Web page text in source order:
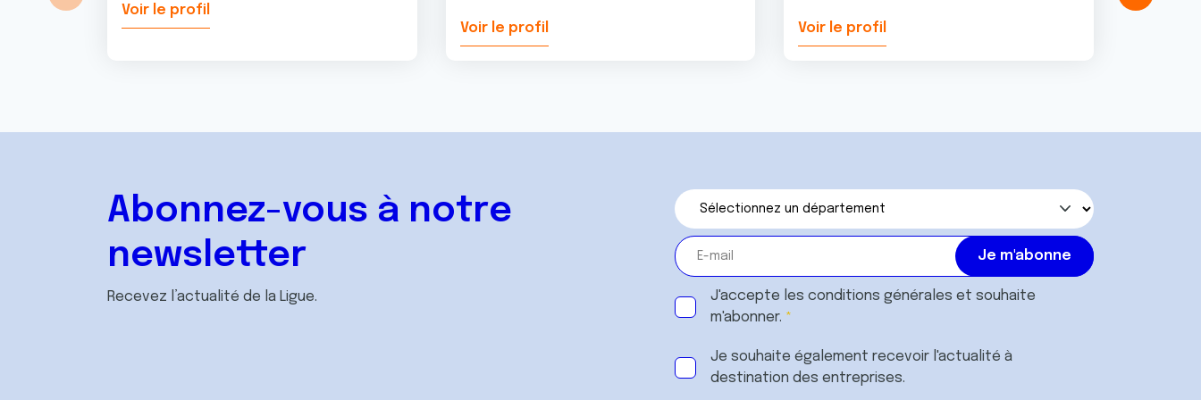
Voir le profil
Voir le profil Voir le profil
Abonnez-vous à notre
newsletter
Recevez l’actualité de la Ligue. J'accepte les conditions générales et souhaite
m'abonner.
Je souhaite également recevoir l'actualité à
destination des entreprises.